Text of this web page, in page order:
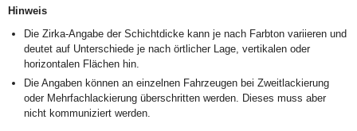
Hinweis
Die Zirka-Angabe der Schichtdicke kann je nach Farbton variieren und
deutet auf Unterschiede je nach örtlicher Lage, vertikalen oder
horizontalen Flächen hin.
Die Angaben können an einzelnen Fahrzeugen bei Zweitlackierung
oder Mehrfachlackierung überschritten werden. Dieses muss aber
nicht kommuniziert werden.